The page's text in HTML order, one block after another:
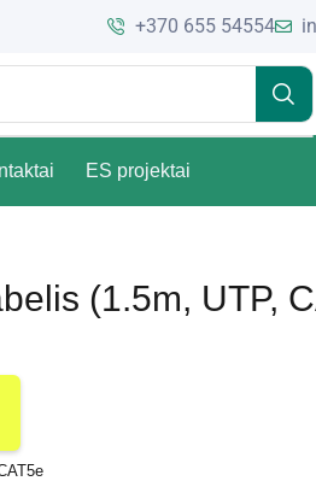
+370 655 54554
ES projektai
(1.5m, UTP,